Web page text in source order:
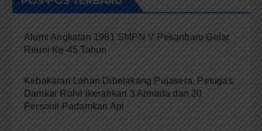
Alumi Angkatan 1981 SMPN V Pekanbaru Gelar
Reuni Ke-45 Tahun
Kebakaran Lahan Dibelakang Pujasera, Petugas
Damkar Rohil ikerahkan 3 Armada dan 20
Personil Padamkan Api